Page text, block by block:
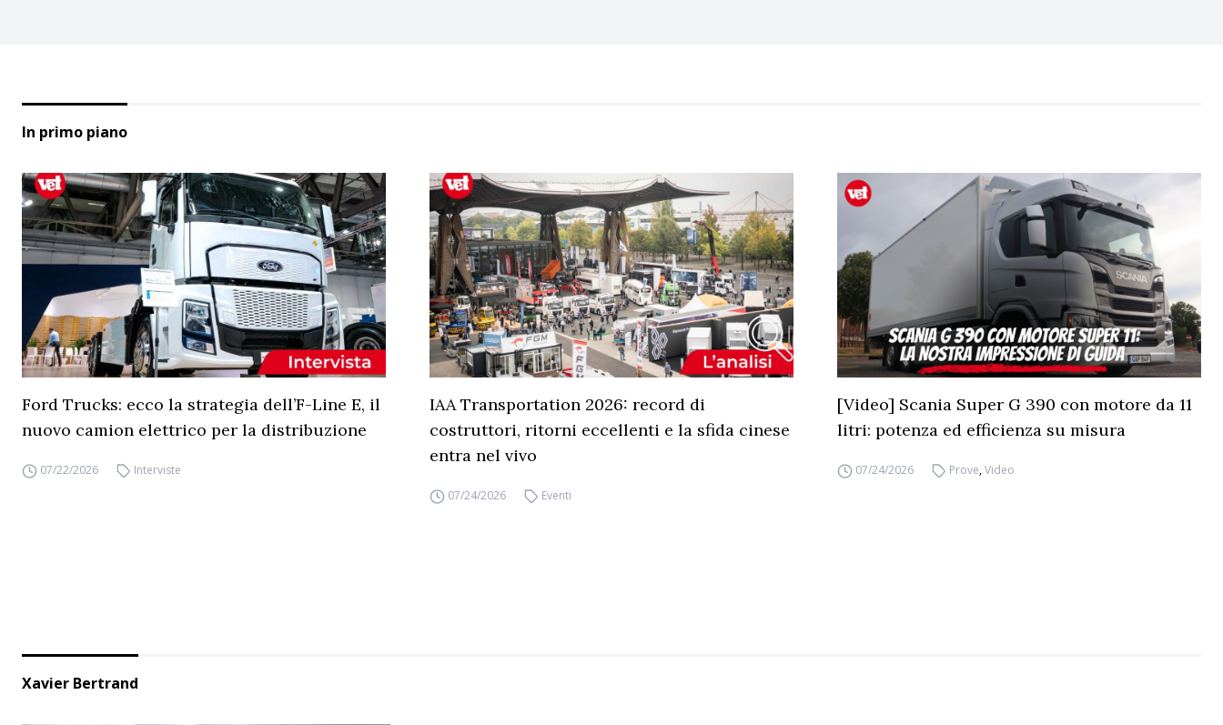
In primo piano
Ford Trucks: ecco la strategia dell’F-Line E, il
nuovo camion elettrico per la distribuzione
07/22/2026 Interviste
IAA Transportation 2026: record di
costruttori, ritorni eccellenti e la sfida cinese
entra nel vivo
07/24/2026 Eventi
[Video] Scania Super G 390 con motore da 11
litri: potenza ed efficienza su misura
07/24/2026 Prove,Video
Xavier Bertrand